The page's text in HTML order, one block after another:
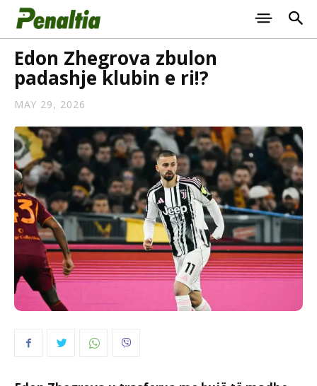
Edon Zhegrova zbulon
padashje klubin e ri!?
MAY 29, 2026